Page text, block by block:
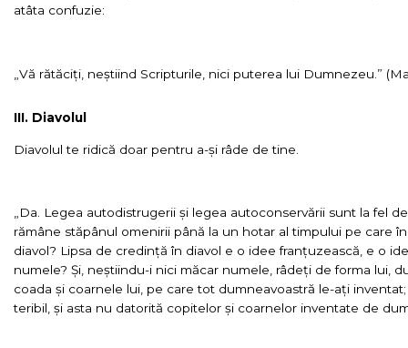
atâta confuzie:
„Vă rătăciți, neștiind Scripturile, nici puterea lui Dumnezeu.”
III. Diavolul
Diavolul te ridică doar pentru a-și râde de tine.
„Da. Legea autodistrugerii și legea autoconservării sunt la fel
rămâne stăpânul omenirii până la un hotar al timpului pe care
diavol? Lipsa de credință în diavol e o idee franțuzească, e o
numele? Și, neștiindu-i nici măcar numele, râdeți de forma lui,
coada și coarnele lui, pe care tot dumneavoastră le-ați
teribil, și asta nu datorită copitelor și coarnelor inventate de